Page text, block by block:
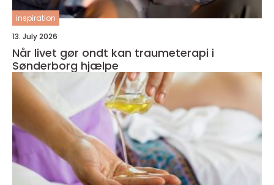
inspiration
13. July 2026
Når livet gør ondt kan traumeterapi i
Sønderborg hjælpe